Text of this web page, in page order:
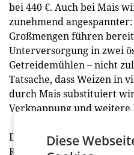
bei 440 €. Auch bei Mais
zunehmend
Großmengen führen
Unterversorgung in zwei
Getreidemühlen – nicht
Tatsache, dass Weizen in
durch Mais substituiert
Verknappung und weitere
Dass sich die enormen
Rohstoffen auch in den
Diese